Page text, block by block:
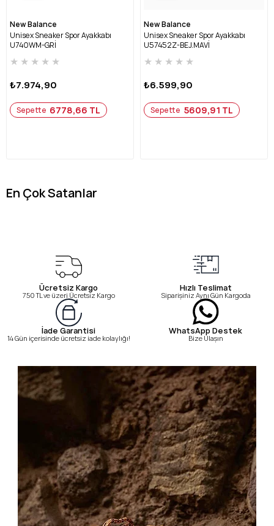
New Balance
Unisex Sneaker Spor Ayakkabı
U740WM-GRİ
★ ★ ★ ★ ★
₺7.974,90
Sepette 6778,66 TL
New Balance
Unisex Sneaker Spor Ayakkabı
U57452Z-BEJ.MAVİ
★ ★ ★ ★ ★
₺6.599,90
Sepette 5609,91 TL
En Çok Satanlar
Ücretsiz Kargo
750 TL ve üzeri Ücretsiz Kargo
Hızlı Teslimat
Siparişiniz Aynı Gün Kargoda
İade Garantisi
14 Gün içerisinde ücretsiz iade kolaylığı!
WhatsApp Destek
Bize Ulaşın